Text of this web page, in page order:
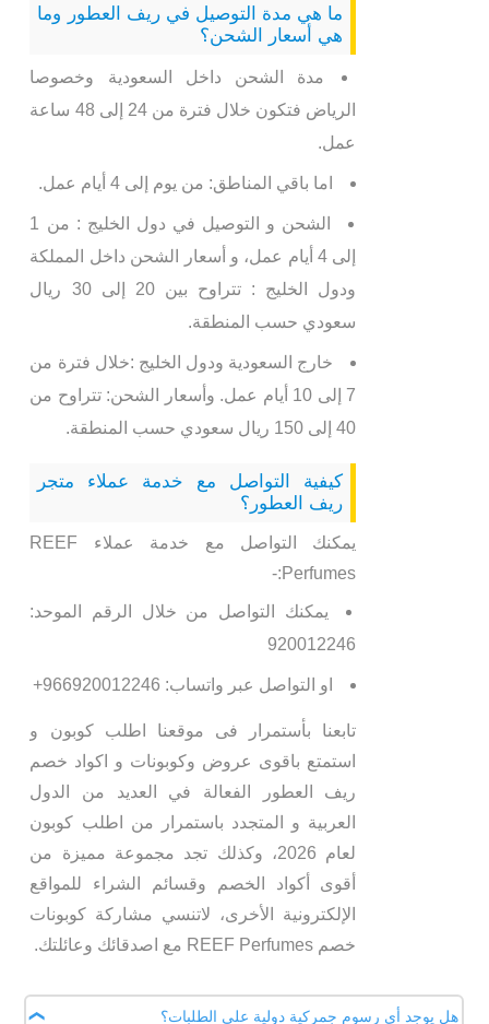
ما هي مدة التوصيل في ريف العطور وما
هي أسعار الشحن؟
مدة الشحن داخل السعودية وخصوصا
الرياض فتكون خلال فترة من 24 إلى 48 ساعة
عمل.
اما باقي المناطق: من يوم إلى 4 أيام عمل.
الشحن و التوصيل في دول الخليج : من 1
إلى 4 أيام عمل، و أسعار الشحن داخل المملكة
ودول الخليج : تتراوح بين 20 إلى 30 ريال
سعودي حسب المنطقة.
خارج السعودية ودول الخليج :خلال فترة من
7 إلى 10 أيام عمل. وأسعار الشحن: تتراوح من
40 إلى 150 ريال سعودي حسب المنطقة.
كيفية التواصل مع خدمة عملاء متجر
ريف العطور؟
يمكنك التواصل مع خدمة عملاء REEF
Perfumes:-
يمكنك التواصل من خلال الرقم الموحد:
920012246
او التواصل عبر واتساب: 966920012246+
تابعنا بأستمرار فى موقعنا اطلب كوبون و
استمتع باقوى عروض وكوبونات و اكواد خصم
ريف العطور الفعالة في العديد من الدول
العربية و المتجدد باستمرار من اطلب كوبون
لعام 2026، وكذلك تجد مجموعة مميزة من
أقوى أكواد الخصم وقسائم الشراء للمواقع
الإلكترونية الأخرى، لاتنسي مشاركة كوبونات
خصم REEF Perfumes مع اصدقائك وعائلتك.
هل يوجد أي رسوم جمركية دولية على الطلبات؟